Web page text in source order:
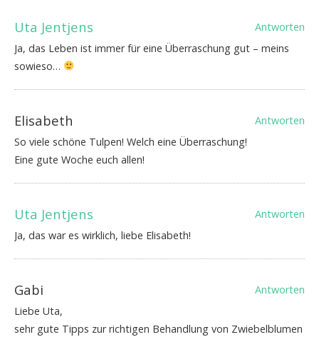
Uta Jentjens
Antworten
Ja, das Leben ist immer für eine Überraschung gut – meins
sowieso…
Elisabeth
Antworten
So viele schöne Tulpen! Welch eine Überraschung!
Eine gute Woche euch allen!
Uta Jentjens
Antworten
Ja, das war es wirklich, liebe Elisabeth!
Gabi
Antworten
Liebe Uta,
sehr gute Tipps zur richtigen Behandlung von Zwiebelblumen